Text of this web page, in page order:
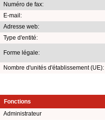
Numéro de fax:
E-mail:
Adresse web:
Type d'entité:
Forme légale:
Nombre d'unités d'établissement (UE):
Fonctions
Administrateur